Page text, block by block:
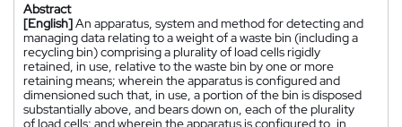
Abstract
[English]An apparatus, system and method for detecting and
managing data relating to a weight of a waste bin (including a
recycling bin) comprising a plurality of load cells rigidly
retained, in use, relative to the waste bin by one or more
retaining means; wherein the apparatus is configured and
dimensioned such that, in use, a portion of the bin is disposed
substantially above, and bears down on, each of the plurality
of load cells; and wherein the apparatus is configured to, in